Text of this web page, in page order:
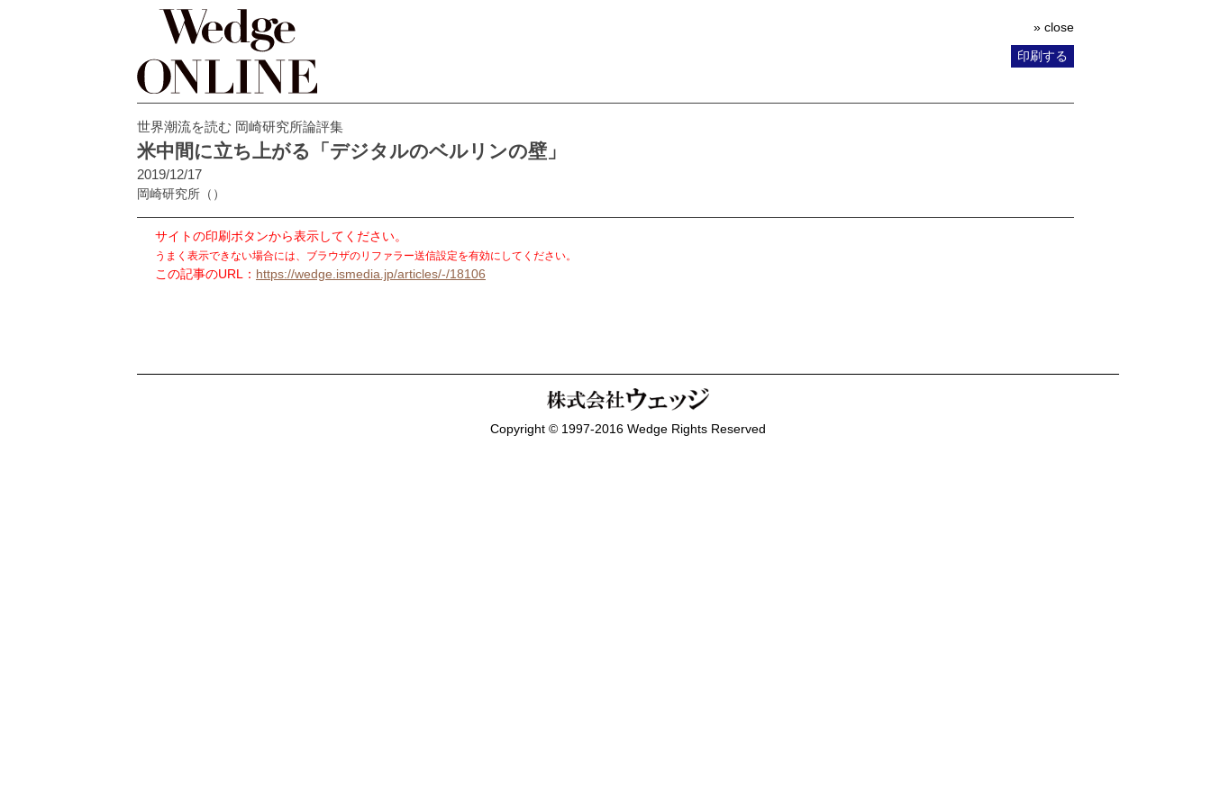
» close
印刷する
世界潮流を読む 岡崎研究所論評集
米中間に立ち上がる「デジタルのベルリンの壁」
2019/12/17
岡崎研究所 （）
サイトの印刷ボタンから表示してください。
うまく表示できない場合には、ブラウザのリファラー送信設定を有効にしてください。
この記事のURL： https://wedge.ismedia.jp/articles/-/18106
Copyright © 1997-2016 Wedge Rights Reserved